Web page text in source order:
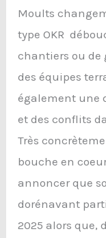
Moults
type OKR
chantiers ou de
des équipes
également une
et des conflits
Très
bouche en
annoncer que
dorénavant
2025 alors que,